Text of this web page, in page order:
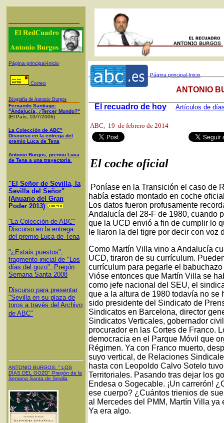
Página principal-Inicio
Correo
Biografía de Antonio Burgos
Fernando Santiago:
"Andalucía, ¿Tercer Mundo?"
(El País, 10/7/2006)
La Colección de ABC"
Discurso en la entrega del
premio Luca de Tena
Antonio Burgos, premio Luca
de Tena a una trayectoria
"El Señor de Sevilla, la
Sevilla del Señor"
(Anuario del Gran
Poder 2013)
"La Colección de ABC"
Discurso en la entrega
del premio Luca de Tena
"¿Estais puestos",
fragmento inicial de "Los
días del gozo", Pregón
Semana Santa 2008
Discurso para presentar
"Sevilla en su plaza de
toros a través del Archivo
de ABC"
ANTONIO BURGOS: " LOS
DÍAS DEL GOZO" Pregón de la
Semana Santa de Sevilla
Página principal-Inicio
El recuadro de hoy Artículos de
ANTONIO
ABC, 19 de febrero de 2014
El coche oficial
Poníase en la Transición el caso de
había estado montado en coche
Los datos fueron profusamente
Andalucía del 28-F de 1980, cuando
que la UCD envió a fin de cumplir lo
le liaron la del tigre por decir con voz
Como Martín Villa vino a Andalucía
UCD, tiraron de su currículum.
currículum para pegarle el
Vióse entonces que Martín Villa se
como jefe nacional del SEU, el
que a la altura de 1980 todavía no se
sido presidente del Sindicato de
Sindicatos en Barcelona, director
Sindicatos Verticales, gobernador
procurador en las Cortes de Franco.
democracia en el Parque Móvil que
Régimen. Ya con Franco muerto,
suyo vertical, de Relaciones
hasta con Leopoldo Calvo Sotelo
Territoriales. Pasando tras dejar los
Endesa o Sogecable. ¡Un carrerón!
ese cuerpo? ¿Cuántos trienios de
al Mercedes del PMM, Martín Villa
Ya era algo.